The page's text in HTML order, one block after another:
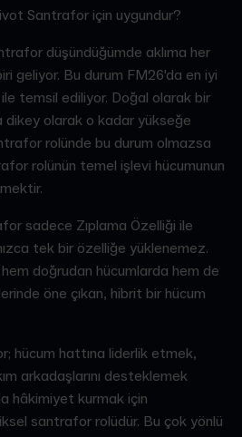
Santrafor için uygundur?
düşündüğümde aklıma her
geliyor. Bu durum FM26'da en iyi
temsil ediliyor. Doğal olarak bir
dikey olarak o kadar yükseğe
rolünde bu durum olmazsa
rolünün temel işlevi hücumunun
sadece Zıplama Özelliği ile
tek bir özelliğe yüklenemez.
doğrudan hücumlarda hem de
öne çıkan, hibrit bir hücum
hücum hattına liderlik etmek,
arkadaşlarını desteklemek
hâkimiyet kurmak için
santrafor rolüdür. Bu çok yönlü